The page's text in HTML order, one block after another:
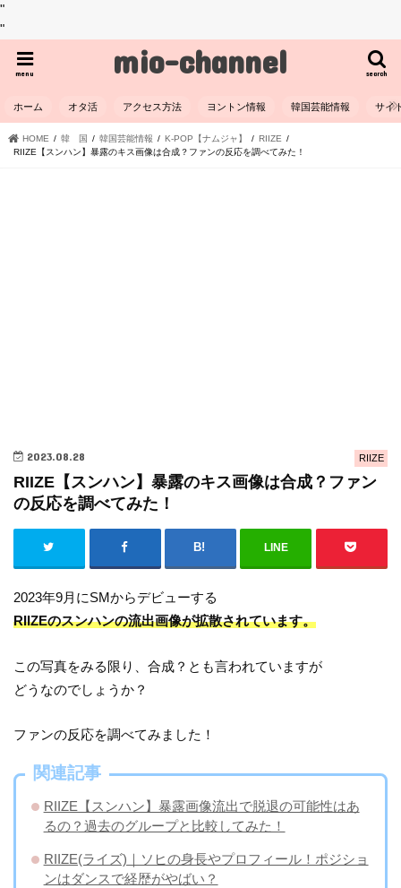
"
"
mio-channel search
menu
ホーム オタ活 アクセス方法 ヨントン情報 韓国芸能情報 サイ
HOME 韓 国 韓国芸能情報 K-POP【ナムジャ】
RIIZE
RIIZE【スンハン】暴露のキス画像は合成？ファンの反応を調べてみた！
RIIZE
2023.08.28
RIIZE【スンハン】暴露のキス画像は合成？ファン
の反応を調べてみた！
LINE
2023年9月にSMからデビューする
RIIZEのスンハンの流出画像が拡散されています。
この写真をみる限り、合成？とも言われていますが
どうなのでしょうか？
ファンの反応を調べてみました！
関連記事
RIIZE【スンハン】暴露画像流出で脱退の可能性はあ
るの？過去のグループと比較してみた！
RIIZE(ライズ)｜ソヒの身長やプロフィール！ポジショ
ンはダンスで経歴がやばい？